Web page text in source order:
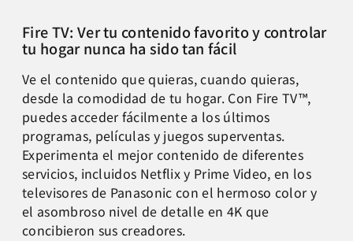
Fire TV: Ver tu contenido favorito y controlar
tu hogar nunca ha sido tan fácil
Ve el contenido que quieras, cuando quieras,
desde la comodidad de tu hogar. Con Fire TV™,
puedes acceder fácilmente a los últimos
programas, películas y juegos superventas.
Experimenta el mejor contenido de diferentes
servicios, incluidos Netflix y Prime Video, en los
televisores de Panasonic con el hermoso color y
el asombroso nivel de detalle en 4K que
concibieron sus creadores.